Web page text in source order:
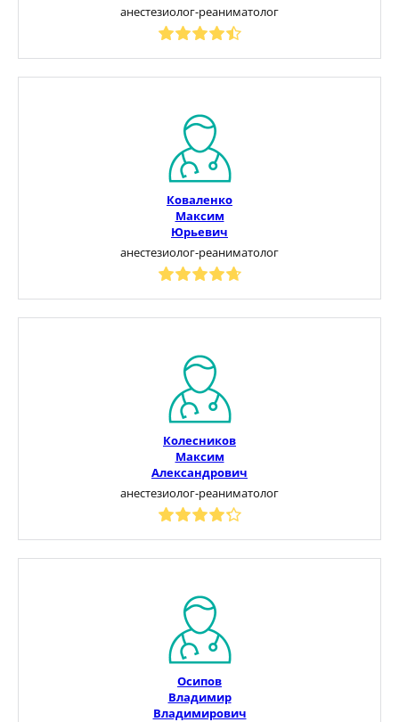
анестезиолог-реаниматолог
Коваленко
Максим
Юрьевич
анестезиолог-реаниматолог
Колесников
Максим
Александрович
анестезиолог-реаниматолог
Осипов
Владимир
Владимирович